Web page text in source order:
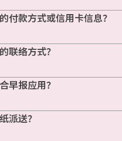
付款方式或信用卡信息？
联络方式？
早报应用？
派送？